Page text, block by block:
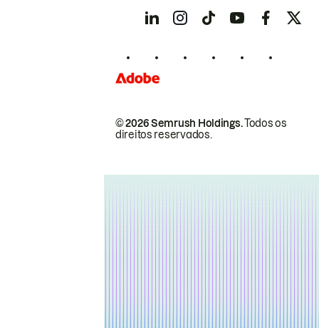
© 2026 Semrush Holdings.Todos os
direitos reservados.